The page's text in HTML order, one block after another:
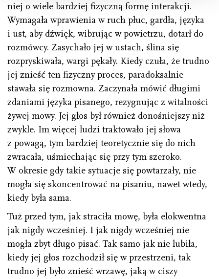
niej o wiele bardziej fizyczną formę interakcji.
Wymagała wprawienia w ruch płuc, gardła, języka
i ust, aby dźwięk, wibrując w powietrzu, dotarł do
rozmówcy. Zasychało jej w ustach, ślina się
rozpryskiwała, wargi pękały. Kiedy czuła, że trudno
jej znieść ten fizyczny proces, paradoksalnie
stawała się rozmowna. Zaczynała mówić długimi
zdaniami języka pisanego, rezygnując z witalności
żywej mowy. Jej głos był również donośniejszy niż
zwykle. Im więcej ludzi traktowało jej słowa
z powagą, tym bardziej teoretycznie się do nich
zwracała, uśmiechając się przy tym szeroko.
W okresie gdy takie sytuacje się powtarzały, nie
mogła się skoncentrować na pisaniu, nawet wtedy,
kiedy była sama.
Tuż przed tym, jak straciła mowę, była elokwentna
jak nigdy wcześniej. I jak nigdy wcześniej nie
mogła zbyt długo pisać. Tak samo jak nie lubiła,
kiedy jej głos rozchodził się w przestrzeni, tak
trudno jej było znieść wrzawę, jaką w ciszy